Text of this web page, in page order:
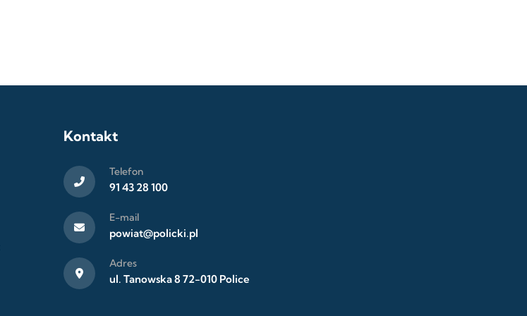
Kontakt
Telefon
91 43 28 100
E-mail
powiat@policki.pl
Adres
ul. Tanowska 8 72-010 Police